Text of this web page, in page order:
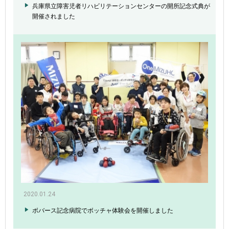
兵庫県立障害児者リハビリテーションセンターの開所記念式典が
開催されました
2020.01.24
ボバース記念病院でボッチャ体験会を開催しました